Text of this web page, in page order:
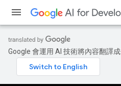
Google 會運用 AI 技術將內容翻譯